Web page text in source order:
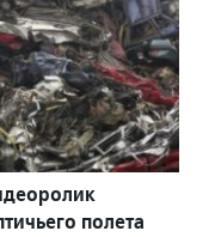
полета